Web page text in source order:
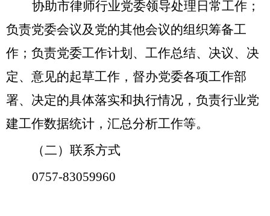
协助市律师行业党委领导处理日常工作；
负责党委会议及党的其他会议的组织筹备工
作；负责党委工作计划、工作总结、决议、决
定、意见的起草工作，督办党委各项工作部
署、决定的具体落实和执行情况，负责行业党
建工作数据统计，汇总分析工作等。
（二）联系方式
0757-83059960